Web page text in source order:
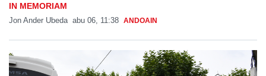
IN MEMORIAM
Jon Ander Ubeda abu 06, 11:38 ANDOAIN